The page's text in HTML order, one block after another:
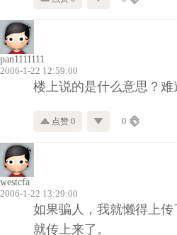
pan1111111
2006-1-22 12:59:00
楼上说的是什么意思？难
点赞 0 0
westcfa
2006-1-22 13:29:00
如果骗人，我就懒得上传
就传上来了。